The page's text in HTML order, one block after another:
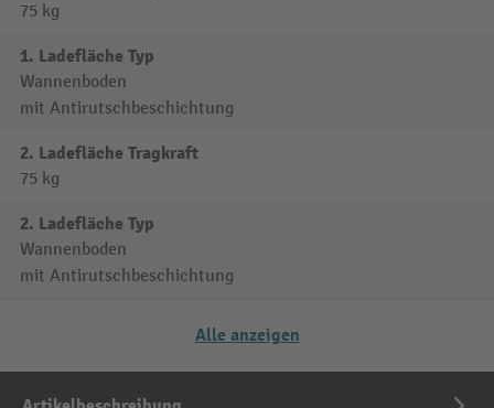
75 kg
1. Ladefläche Typ
Wannenboden
mit Antirutschbeschichtung
2. Ladefläche Tragkraft
75 kg
2. Ladefläche Typ
Wannenboden
mit Antirutschbeschichtung
Alle anzeigen